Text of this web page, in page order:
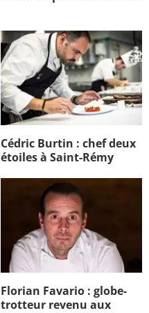
Cédric Burtin : chef deux
étoiles à Saint-Rémy
Florian Favario : globe-
trotteur revenu aux